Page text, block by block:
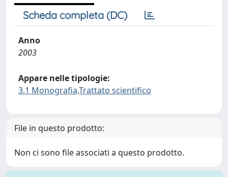
Scheda completa (DC)
Anno
2003
Appare nelle tipologie:
3.1 Monografia,Trattato scientifico
File in questo prodotto:
Non ci sono file associati a questo prodotto.